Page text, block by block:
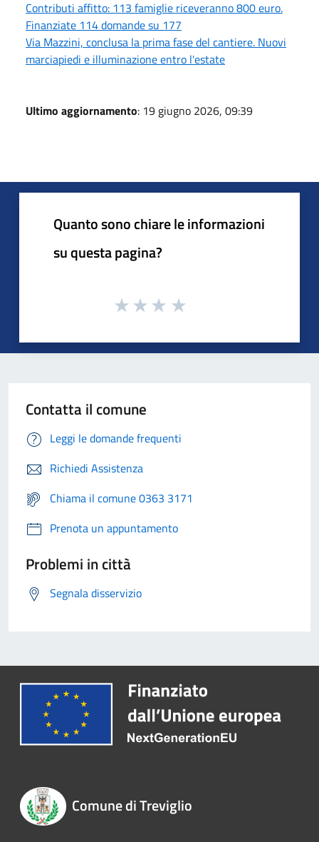
Contributi affitto: 113 famiglie riceveranno 800 euro.
Finanziate 114 domande su 177
Via Mazzini, conclusa la prima fase del cantiere. Nuovi
marciapiedi e illuminazione entro l'estate
Ultimo aggiornamento: 19 giugno 2026, 09:39
Quanto sono chiare le informazioni
su questa pagina?
Contatta il comune
Leggi le domande frequenti
Richiedi Assistenza
Chiama il comune 0363 3171
Prenota un appuntamento
Problemi in città
Segnala disservizio
Comune di Treviglio